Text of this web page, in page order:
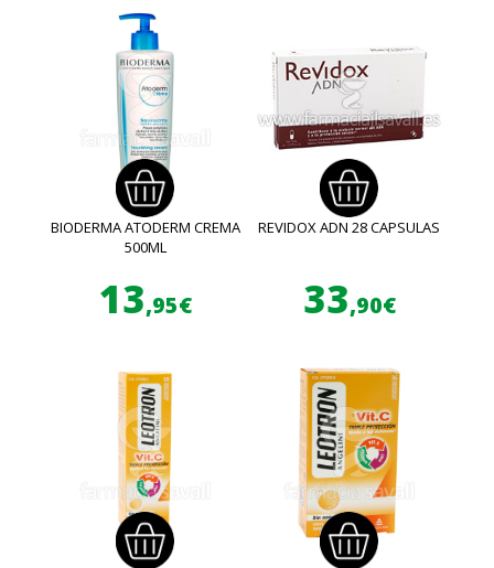
BIODERMA ATODERM CREMA
500ML
13,95€
REVIDOX ADN 28 CAPSULAS
33,90€